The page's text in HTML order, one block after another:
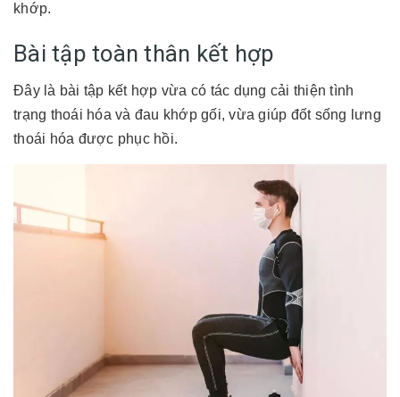
khớp.
Bài tập toàn thân kết hợp
Đây là bài tập kết hợp vừa có tác dụng cải thiện tình
trạng thoái hóa và đau khớp gối, vừa giúp đốt sống lưng
thoái hóa được phục hồi.